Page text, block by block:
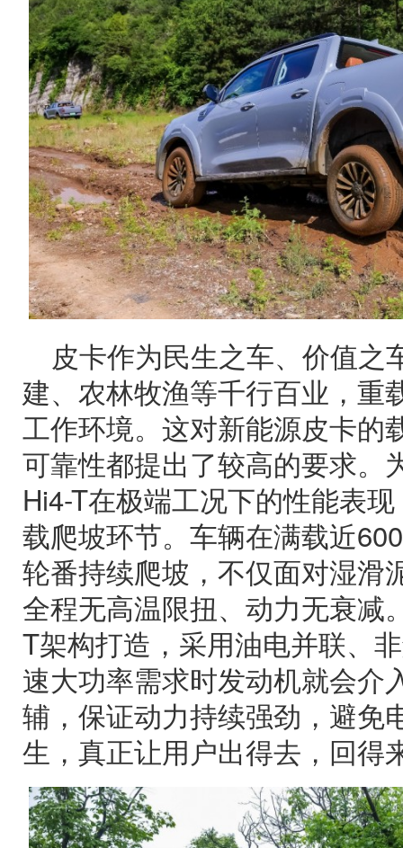
皮卡作为民生之车、价值之
建、农林牧渔等千行百业，重
工作环境。这对新能源皮卡的
可靠性都提出了较高的要求。
Hi4-T在极端工况下的性能表
载爬坡环节。车辆在满载近
轮番持续爬坡，不仅面对湿滑
全程无高温限扭、动力无衰减
T架构打造，采用油电并联、
速大功率需求时发动机就会介
辅，保证动力持续强劲，避免
生，真正让用户出得去，回得